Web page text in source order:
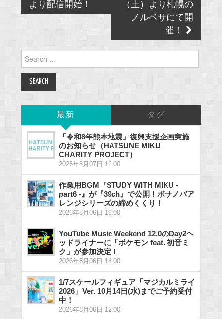
より配信開始！
（土）より札幌の
ノルベサにて開
催！
for:
最新 タグ
「令和8年熊本地震」復興支援企画実施
のお知らせ（HATSUNE MIKU
CHARITY PROJECT）
2026年8月07日 12:00
作業用BGM『STUDY WITH MIKU -
part6 -』が『39ch』で公開！ボサノバア
レンジシリーズの締めくくり！
2026年8月06日 19:00
YouTube Music Weekend 12.0のDay2ヘ
ッドライナーに「ポケモン feat. 初音ミ
ク」が参加決定！
2026年8月06日 14:00
1/7スケールフィギュア「マジカルミライ
2026」Ver. 10月14日(水)までご予約受付
中！
2026年8月06日 12:00